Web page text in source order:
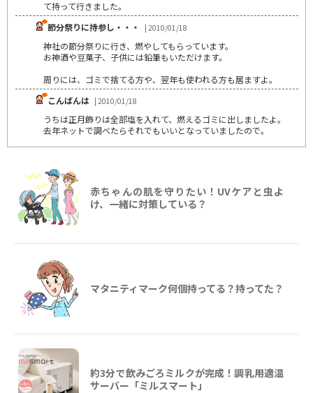
て持って行きました。
節分祭りに持参し・・・
| 2010/01/18
神社の節分祭りに行き、燃やしてもらっています。
お神酒や豆菓子、子供には鉛筆もいただけます。
周りには、ゴミで捨てる方や、翌年も使われる方も居ますよ。
こんばんは | 2010/01/18
うちは正月飾りは全部塩を入れて、燃えるゴミに出しましたよ。
去年ネットで調べたらそれでもいいとなっていましたので。
赤ちゃんの肌を守りたい！UVケアと虫よ
け、一緒に対策している？
マタニティマーク何個持ってる？持ってた？
約3分で飲みごろミルクが完成！調乳用適温
サーバー「ミルスマート」